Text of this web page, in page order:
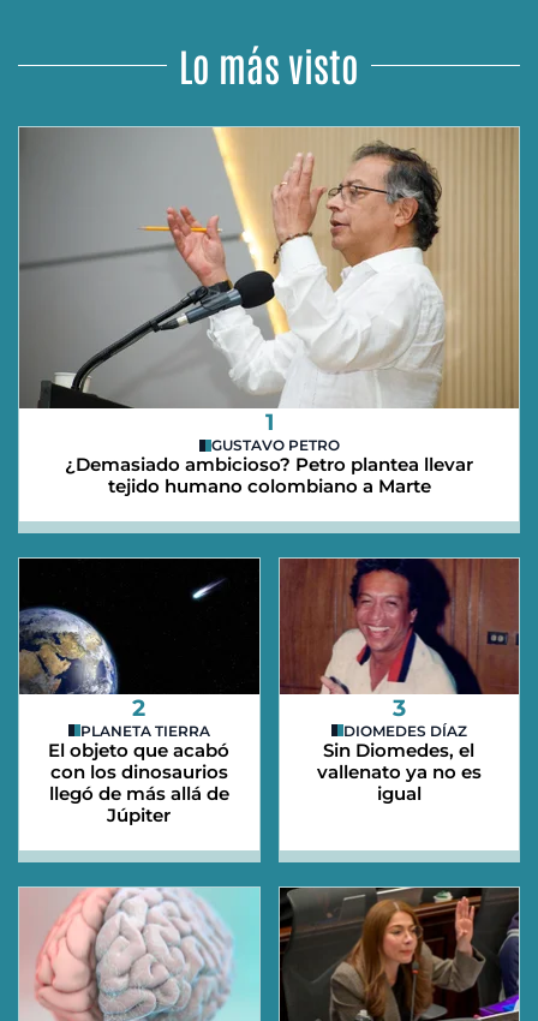
Lo más visto
1
GUSTAVO PETRO
¿Demasiado ambicioso? Petro plantea llevar
tejido humano colombiano a Marte
2
PLANETA TIERRA
El objeto que acabó
con los dinosaurios
llegó de más allá de
Júpiter
3
DIOMEDES DÍAZ
Sin Diomedes, el
vallenato ya no es
igual